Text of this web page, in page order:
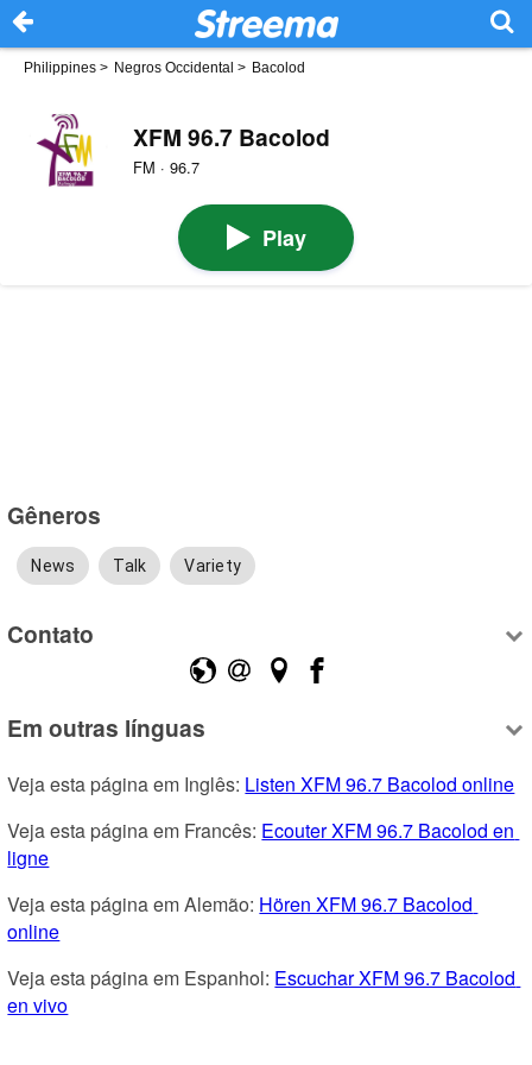
Philippines > Negros Occidental > Bacolod
XFM 96.7 Bacolod
FM · 96.7
Play
Gêneros
News Talk Variety
Contato
Em outras línguas
Veja esta página em Inglês: Listen XFM 96.7 Bacolod online
Veja esta página em Francês: Ecouter XFM 96.7 Bacolod en
ligne
Veja esta página em Alemão: Hören XFM 96.7 Bacolod
online
Veja esta página em Espanhol: Escuchar XFM 96.7 Bacolod
en vivo